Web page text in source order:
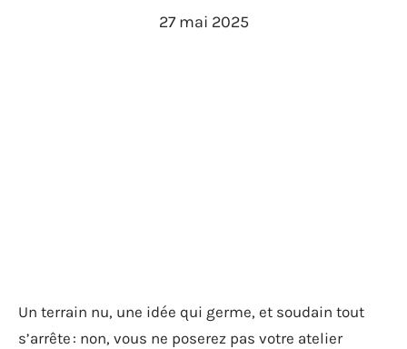
27 mai 2025
Un terrain nu, une idée qui germe, et soudain tout
s’arrête : non, vous ne poserez pas votre atelier